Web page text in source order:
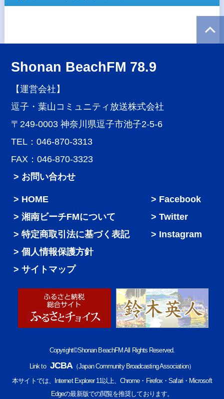
Shonan BeachFM 78.9
【運営会社】
逗子・葉山コミュニティ放送株式会社
〒249-0003 神奈川県逗子市池子2-5-6
TEL：046-870-3313
FAX：046-870-3323
> お問い合わせ
HOME
湘南ビーチFMについて
特定商取引法に基づく表記
個人情報保護方針
サイトマップ
Facebook
Twitter
Instagram
Copyright©Shonan BeachFM All Rights Reserved.
Link to JCBA（Japan Community Broadcasting Association）
本サイトでは、Internet Explorer 11以上、Chrome・Firefox・Safari・Microsoft
Edgeの最新版での閲覧を推奨しております。